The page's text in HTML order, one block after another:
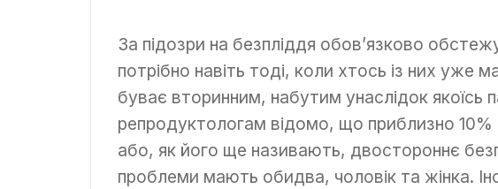
За підозри на безпліддя обов’язково
потрібно навіть тоді, коли хтось із них уже
буває вторинним, набутим унаслідок якоїсь
репродуктологам відомо, що приблизно
або, як його ще називають, двостороннє
проблеми мають обидва, чоловік та жінка.